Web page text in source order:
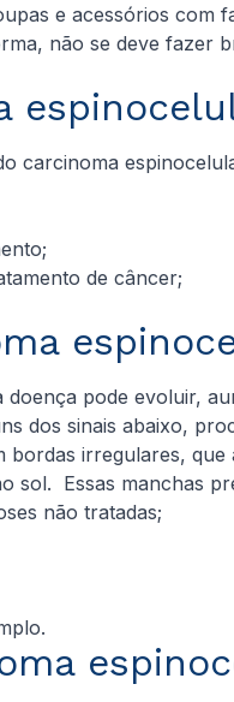
e acessórios
não se deve fazer
carcinoma
de câncer;
pode evoluir,
dos sinais abaixo,
irregulares,
sol. Essas manchas
não tratadas;